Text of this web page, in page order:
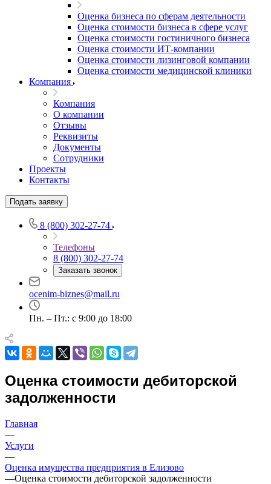
Оценка бизнеса по сферам деятельности
Оценка стоимости бизнеса в сфере услуг
Оценка стоимости гостиничного бизнеса
Оценка стоимости ИТ-компании
Оценка стоимости лизинговой компании
Оценка стоимости медицинской клиники
Компания
Компания
О компании
Отзывы
Реквизиты
Документы
Сотрудники
Проекты
Контакты
Подать заявку
8 (800) 302-27-74
Телефоны
8 (800) 302-27-74
Заказать звонок
ocenim-biznes@mail.ru
Пн. – Пт.: с 9:00 до 18:00
Оценка стоимости дебиторской
задолженности
Главная
—
Услуги
—
Оценка имущества предприятия в Елизово
—Оценка стоимости дебиторской задолженности
Выберите ваш город
Например: Елизово
Абакан
Аксай
Альметьевск
Ангарск
Анжеро-Судженск
Апрелевка
Арамиль
Арзамас
Архангельск
Асбест
Асино
Астрахань
Ахтубинск